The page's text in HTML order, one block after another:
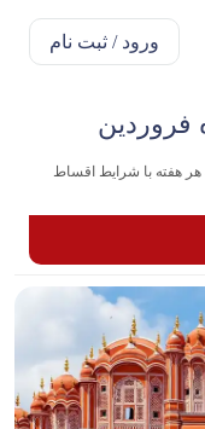
ورود / ثبت نام
هفته با شرایط اقساط